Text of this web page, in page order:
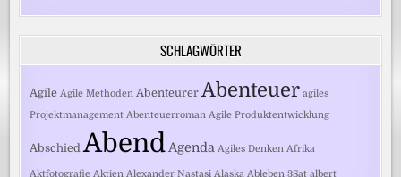
SCHLAGWÖRTER
Agile Agile Methoden Abenteurer Abenteuer agiles
Projektmanagement Abenteuerroman Agile Produktentwicklung
Abschied Abend Agenda Agiles Denken Afrika
Aktfotografie Aktien Alexander Nastasi Alaska Ableben 3Sat albert